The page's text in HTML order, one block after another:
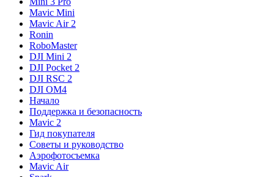
Mavic Mini
Mavic Air 2
Ronin
RoboMaster
DJI Mini 2
DJI Pocket 2
DJI RSC 2
DJI OM4
Начало
Поддержка и безопасность
Mavic 2
Гид покупателя
Советы и руководство
Аэрофотосъемка
Mavic Air